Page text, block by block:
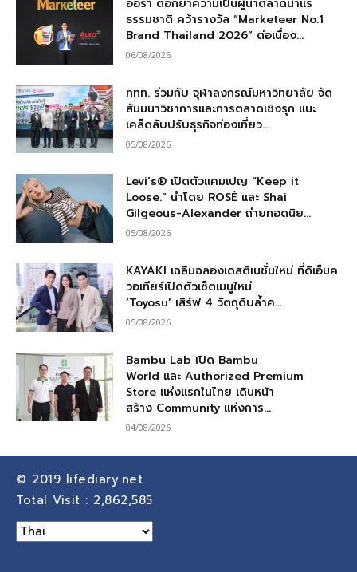
ออรา ตอกย้ำความเป็นผู้นำตลาดน้ำแร่
ธรรมชาติ คว้ารางวัล “Marketeer No.1
Brand Thailand 2026” ต่อเนื่อง...
06/08/2026
ททท. ร่วมกับ จุฬาลงกรณ์มหาวิทยาลัย จัด
สัมมนาวิชาการและการตลาดเชิงรุก แนะ
เคล็ดลับปรับธุรกิจท่องเที่ยว...
05/08/2026
Levi’s® เปิดตัวแคมเปญ “Keep it
Loose.” นำโดย ROSÉ และ Shai
Gilgeous-Alexander ถ่ายทอดนิย...
05/08/2026
KAYAKI เฉลิมฉลองเดสติเนชั่นใหม่ ที่ดิเอ็มค
วอเทียร์เปิดตัวเซ็ตเมนูใหม่
‘Toyosu’ เสิร์ฟ 4 วัตถุดิบล้ำค...
05/08/2026
Bambu Lab เปิด Bambu
World และ Authorized Premium
Store แห่งแรกในไทย เดินหน้า
สร้าง Community แห่งการ...
04/08/2026
© 2019 lifediary.net
Total Visit : 2,862,585